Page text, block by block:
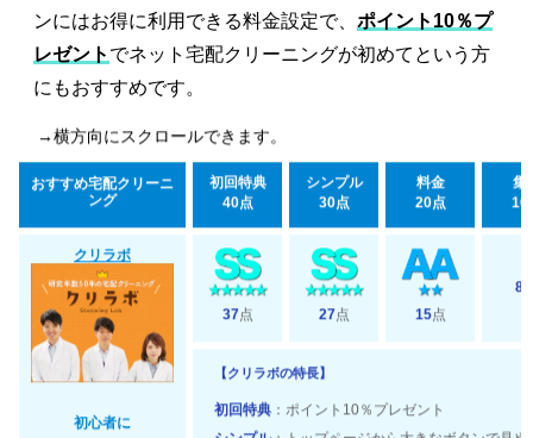
ンにはお得に利用できる料金設定で、 ポイント10％プ
レゼント でネット宅配クリーニングが初めてという方
にもおすすめです。
→横方向にスクロールできます。
おすすめ宅配クリーニ
ング
初回特典
40点
シンプル
30点
料金
20点
集
10
クリラボ
初心者に
37点 27点 15点
8
【クリラボの特長】
初回特典 ：ポイント10％プレゼント